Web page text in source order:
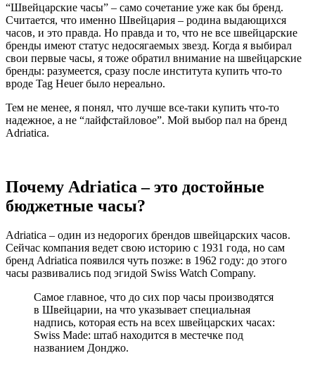
“Швейцарские часы” – само сочетание уже как бы бренд.
Считается, что именно Швейцария – родина выдающихся
часов, и это правда. Но правда и то, что не все швейцарские
бренды имеют статус недосягаемых звезд. Когда я выбирал
свои первые часы, я тоже обратил внимание на швейцарские
бренды: разумеется, сразу после института купить что-то
вроде Tag Heuer было нереально.
Тем не менее, я понял, что лучше все-таки купить что-то
надежное, а не “лайфстайловое”. Мой выбор пал на бренд
Adriatica.
Почему Adriatica – это достойные
бюджетные часы?
Adriatica – один из недорогих брендов швейцарских часов.
Сейчас компания ведет свою историю с 1931 года, но сам
бренд Adriatica появился чуть позже: в 1962 году: до этого
часы развивались под эгидой Swiss Watch Company.
Самое главное, что до сих пор часы производятся
в Швейцарии, на что указывает специальная
надпись, которая есть на всех швейцарских часах:
Swiss Made: штаб находится в местечке под
названием Донджо.